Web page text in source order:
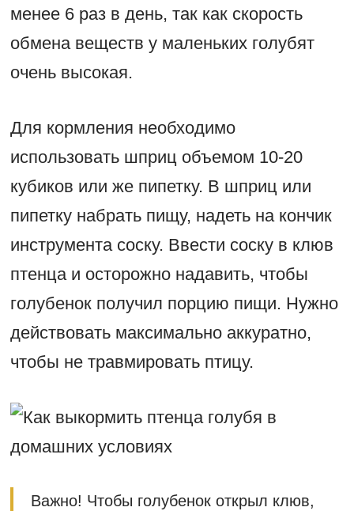
менее 6 раз в день, так как скорость
обмена веществ у маленьких голубят
очень высокая.
Для кормления необходимо
использовать шприц объемом 10-20
кубиков или же пипетку. В шприц или
пипетку набрать пищу, надеть на кончик
инструмента соску. Ввести соску в клюв
птенца и осторожно надавить, чтобы
голубенок получил порцию пищи. Нужно
действовать максимально аккуратно,
чтобы не травмировать птицу.
Важно! Чтобы голубенок открыл клюв,